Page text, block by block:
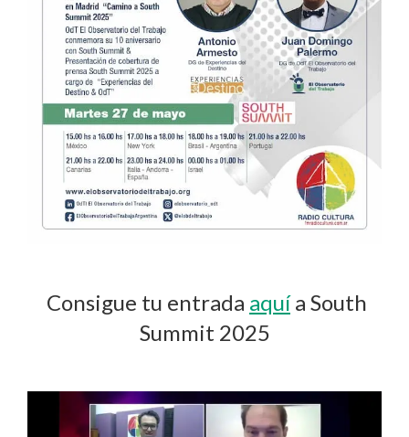
Consigue tu entrada aquía South
Summit 2025